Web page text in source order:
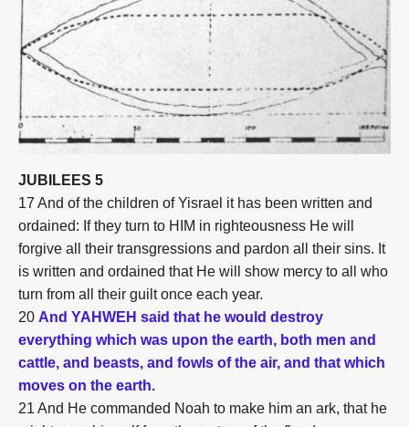
JUBILEES 5
17 And of the children of Yisrael it has been written and
ordained: If they turn to HIM in righteousness He will
forgive all their transgressions and pardon all their sins. It
is written and ordained that He will show mercy to all who
turn from all their guilt once each year.
20 And YAHWEH said that he would destroy
everything which was upon the earth, both men and
cattle, and beasts, and fowls of the air, and that which
moves on the earth.
21 And He commanded Noah to make him an ark, that he